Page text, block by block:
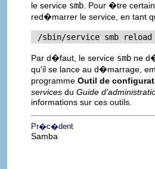
le service smb . Pour �tre
red�marrer le service, en tant
/sbin/service smb
Par d�faut, le service smb ne
qu'il se lance au d�marrage,
programme Outil de
services du Guide
informations sur ces outils.
Pr�c�dent
Samba